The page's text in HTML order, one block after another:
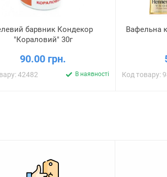
барвник Кондекор
"Кораловий" 30г
90.00 грн.
42482 В наявності
Вафельна
Код товару: